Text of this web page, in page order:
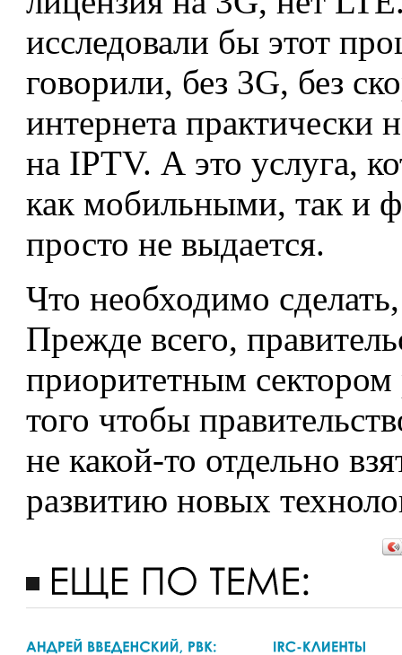
исследовали бы этот
говорили, без 3G, без
интернета
на IPTV. А это услуга,
как мобильными, так и
просто не выдается.
Что необходимо
Прежде всего,
приоритетным
того чтобы
не какой-то отдельно
развитию новых